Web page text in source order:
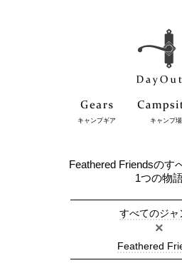
キャンプギア キャンプ場
Feathered Friendsのす
1つの物
すべてのジャ
×
Feathered